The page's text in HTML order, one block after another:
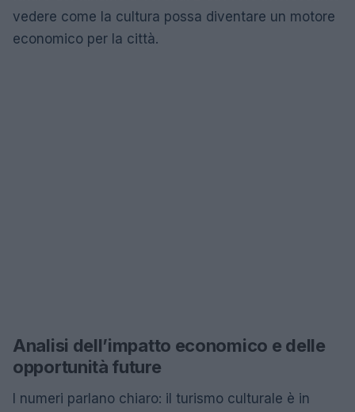
vedere come la cultura possa diventare un motore
economico per la città.
Analisi dell’impatto economico e delle
opportunità future
I numeri parlano chiaro: il turismo culturale è in